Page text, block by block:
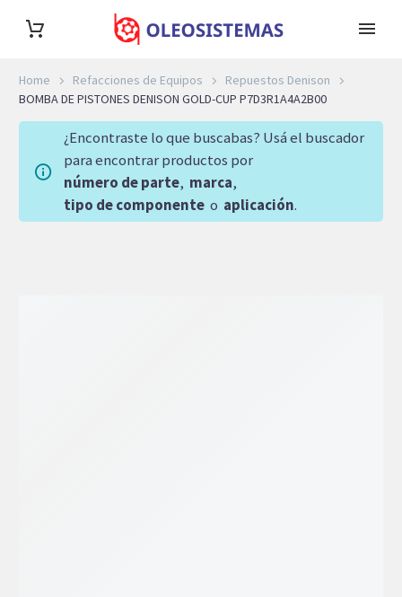
Home Refacciones de Equipos
Repuestos Denison
BOMBA DE PISTONES DENISON GOLD-CUP P7D3R1A4A2B00
¿Encontraste lo que buscabas? Usá el buscador
para encontrar productos por
número de parte, marca,
tipo de componente o aplicación.